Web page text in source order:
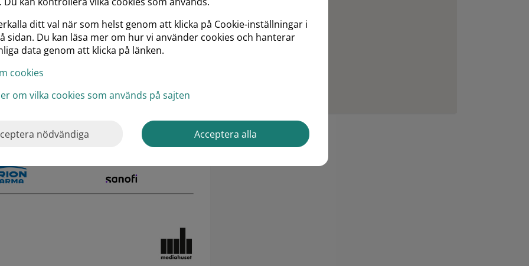
beslutas uteslutande av
och i förekommande fall
att delta i mötet.
ditt val när som helst genom att klicka på Cookie-inställningar i
sidan. Du kan läsa mer om hur vi använder cookies och hanterar
data genom att klicka på länken.
cookies
om vilka cookies som används på sajten
nödvändiga Acceptera alla